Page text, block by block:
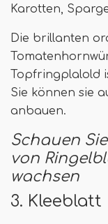
Karotten,
Die brillanten
Topfringplalold
Sie können sie
anbauen.
Schauen
von
wachsen
3. Kleeblatt